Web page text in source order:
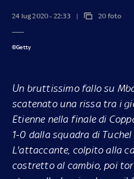
24 lug 2020 - 22:33 20 foto
©Getty
Un bruttissimo fallo su
scatenato una rissa tra i
Etienne nella finale di
1-0 dalla squadra di
L'attaccante, colpito alla
costretto al cambio, poi